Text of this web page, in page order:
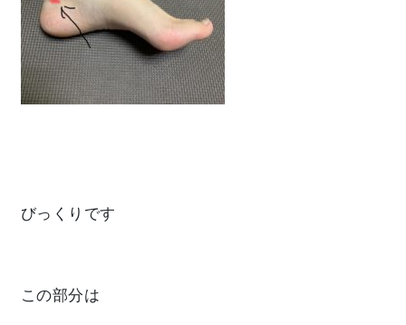
びっくり です
この部分は